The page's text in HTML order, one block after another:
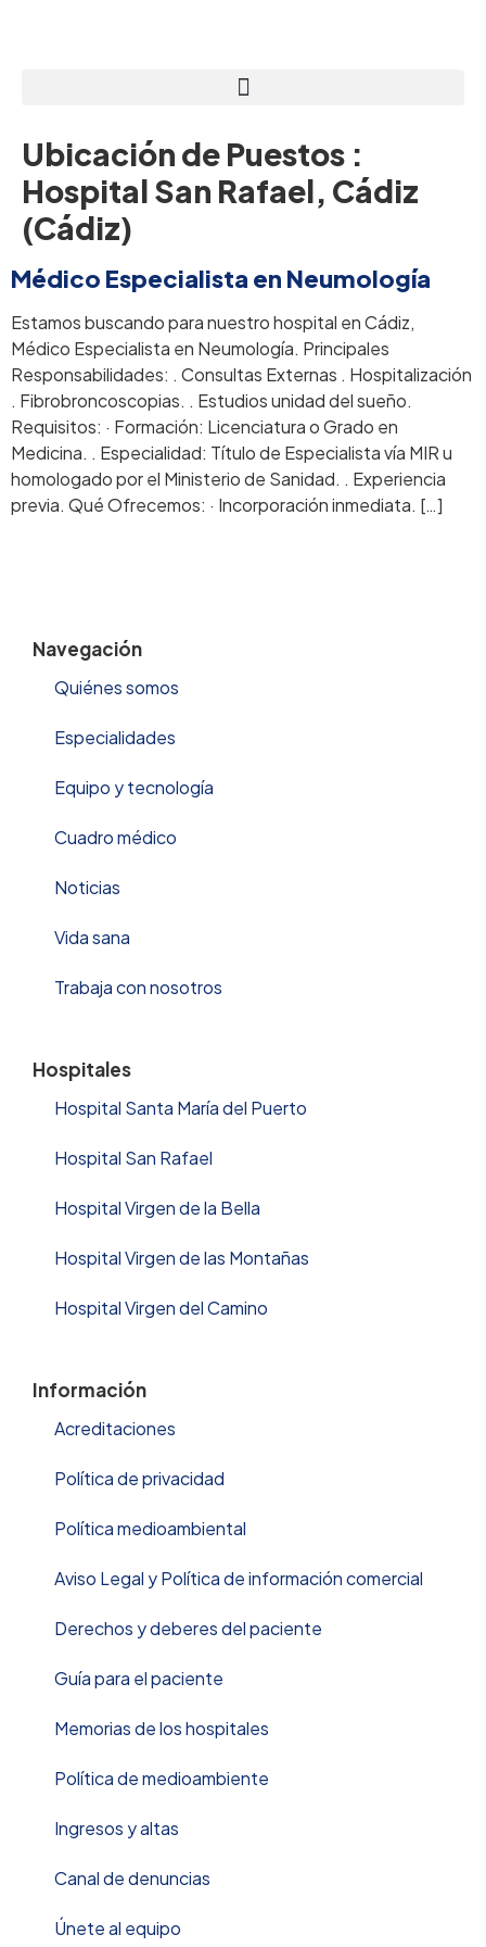
Ubicación de Puestos :
Hospital San Rafael, Cádiz
(Cádiz)
Médico Especialista en Neumología
Estamos buscando para nuestro hospital en Cádiz,
Médico Especialista en Neumología. Principales
Responsabilidades: . Consultas Externas . Hospitalización
. Fibrobroncoscopias. . Estudios unidad del sueño.
Requisitos: · Formación: Licenciatura o Grado en
Medicina. . Especialidad: Título de Especialista vía MIR u
homologado por el Ministerio de Sanidad. . Experiencia
previa. Qué Ofrecemos: · Incorporación inmediata. […]
Navegación
Quiénes somos
Especialidades
Equipo y tecnología
Cuadro médico
Noticias
Vida sana
Trabaja con nosotros
Hospitales
Hospital Santa María del Puerto
Hospital San Rafael
Hospital Virgen de la Bella
Hospital Virgen de las Montañas
Hospital Virgen del Camino
Información
Acreditaciones
Política de privacidad
Política medioambiental
Aviso Legal y Política de información comercial
Derechos y deberes del paciente
Guía para el paciente
Memorias de los hospitales
Política de medioambiente
Ingresos y altas
Canal de denuncias
Únete al equipo